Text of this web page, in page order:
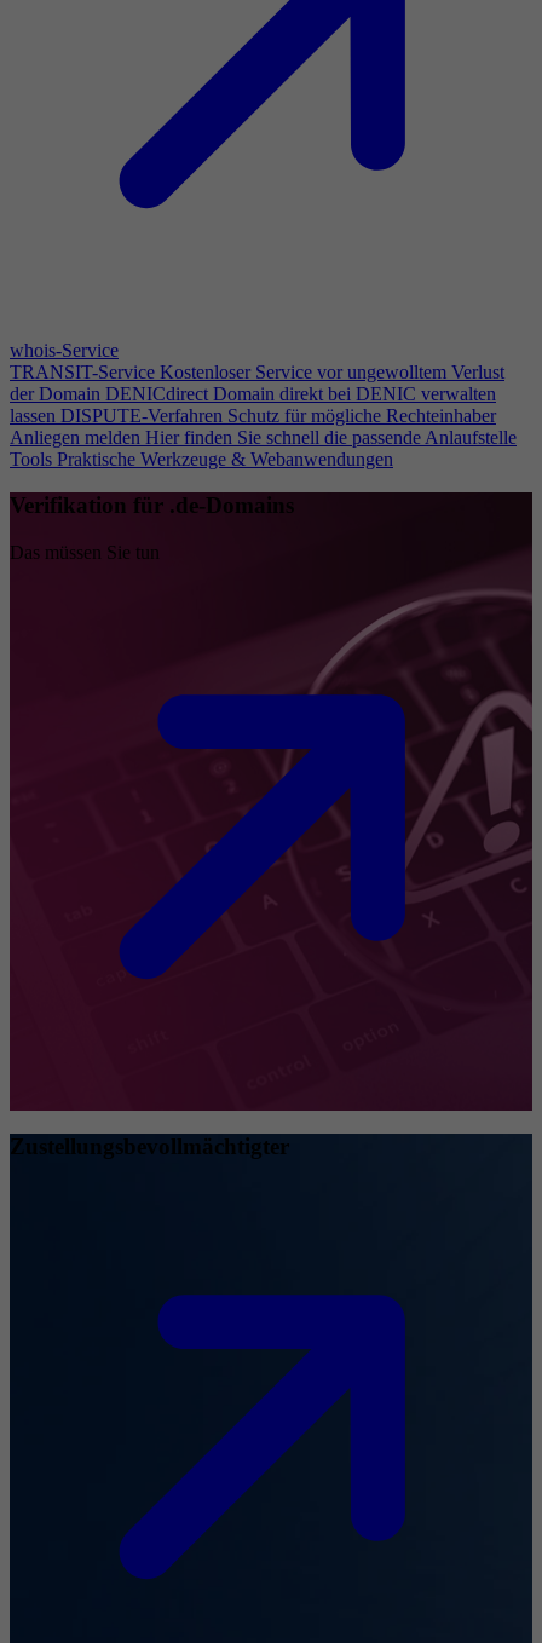
whois-Service
TRANSIT-Service Kostenloser Service vor ungewolltem Verlust
der Domain DENICdirect Domain direkt bei DENIC verwalten
lassen DISPUTE-Verfahren Schutz für mögliche Rechteinhaber
Anliegen melden Hier finden Sie schnell die passende Anlaufstelle
Tools Praktische Werkzeuge & Webanwendungen
Verifikation für .de-Domains
Das müssen Sie tun
Zustellungsbevollmächtigter